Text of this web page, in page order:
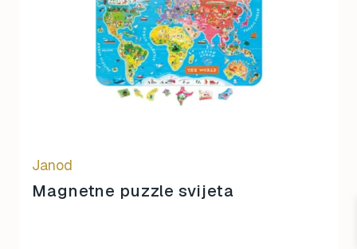
Janod
Magnetne puzzle svijeta